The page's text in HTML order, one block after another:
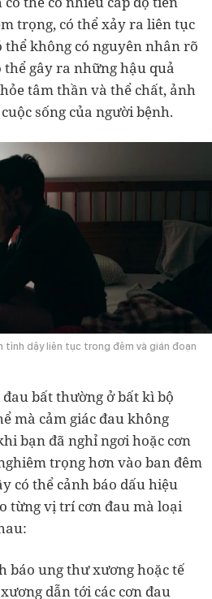
trọng, có thể xảy ra liên tục
thể không có nguyên nhân rõ
gây ra những hậu quả
tâm thần và thể chất, ảnh
sống của người bệnh.
tỉnh dậy liên tục trong đêm và gián đoạn
bất thường ở bất kì bộ
mà cảm giác đau không
bạn đã nghỉ ngơi hoặc cơn
trọng hơn vào ban đêm
có thể cảnh báo dấu hiệu
từng vị trí cơn đau mà loại
báo ung thư xương hoặc tế
dẫn tới các cơn đau